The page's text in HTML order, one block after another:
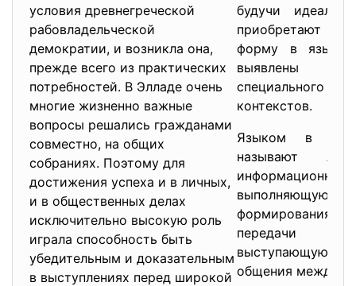
условия древнегреческой
рабовладельческой
демократии, и возникла она,
прежде всего из практических
потребностей. В Элладе очень
многие жизненно важные
вопросы решались гражданами
совместно, на общих
собраниях. Поэтому для
достижения успеха и в личных,
и в общественных делах
исключительно высокую роль
играла способность быть
убедительным и доказательным
в выступлениях перед широкой
будучи
приобретают
форму в языке
выявлены
специального
контекстов.
Языком в
называют
передачи
общения между.